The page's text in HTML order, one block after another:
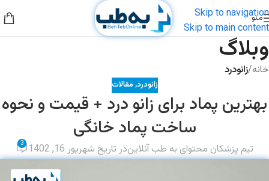
Skip to navigation
Skip to main content
منو
وبلاگ
خانه/زانودرد
زانودرد, مقالات
بهترین پماد برای زانو درد + قیمت و نحوه
ساخت پماد خانگی
تیم پزشکان محتوای به طب آنلایندر تاریخ شهریور 16, 1402 3